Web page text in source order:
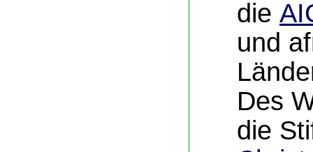
die
und
Des
die